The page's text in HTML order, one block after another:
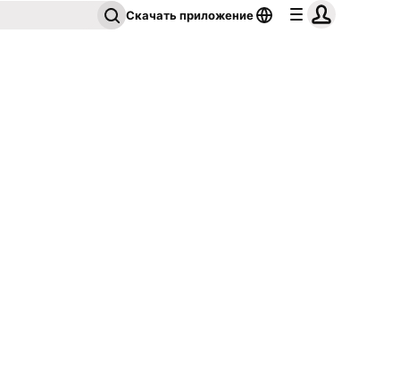
Скачать приложение